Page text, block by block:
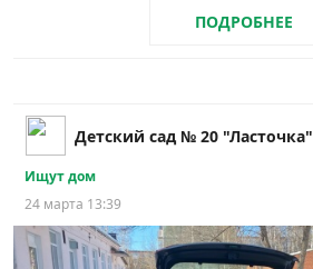
ПОДРОБНЕЕ
Детский сад № 20 "Ласточка"
Ищут дом
24 марта 13:39